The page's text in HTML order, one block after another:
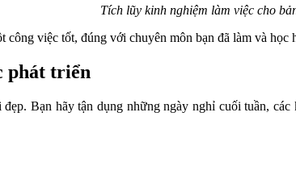
Tích lũy kinh nghiệm làm việc cho
việc tốt, đúng với chuyên môn bạn đã làm và học
phát triển
Bạn hãy tận dụng những ngày nghỉ cuối tuần,